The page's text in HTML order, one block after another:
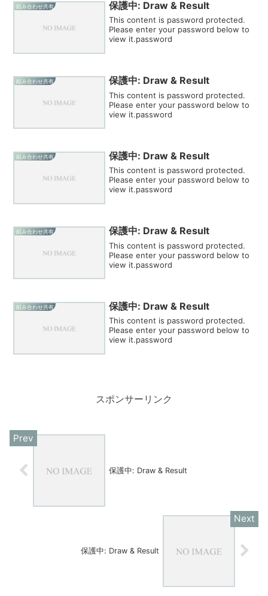
組み合わせ共有 保護中: Draw & Result
This content is password protected.
Please enter your password below to
view it.password
組み合わせ共有 保護中: Draw & Result
This content is password protected.
Please enter your password below to
view it.password
組み合わせ共有 保護中: Draw & Result
This content is password protected.
Please enter your password below to
view it.password
組み合わせ共有 保護中: Draw & Result
This content is password protected.
Please enter your password below to
view it.password
組み合わせ共有 保護中: Draw & Result
This content is password protected.
Please enter your password below to
view it.password
スポンサーリンク
保護中: Draw & Result
保護中: Draw & Result